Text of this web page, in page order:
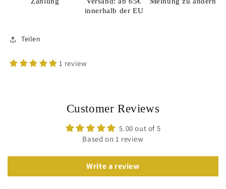
innerhalb der EU
Teilen
1 review
Customer Reviews
5.00 out of 5
Based on 1 review
Write a review